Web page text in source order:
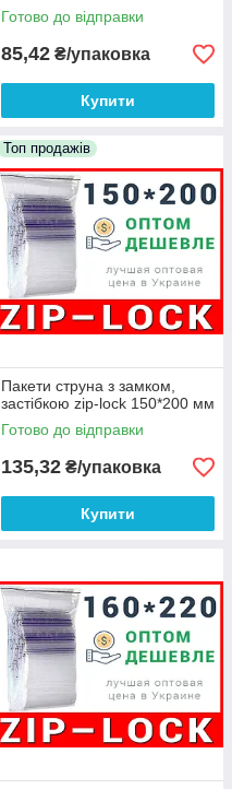
Готово до відправки
85,42 ₴/упаковка
Купити
Топ продажів
Пакети струна з замком,
застібкою zip-lock 150*200 мм
Готово до відправки
135,32 ₴/упаковка
Купити